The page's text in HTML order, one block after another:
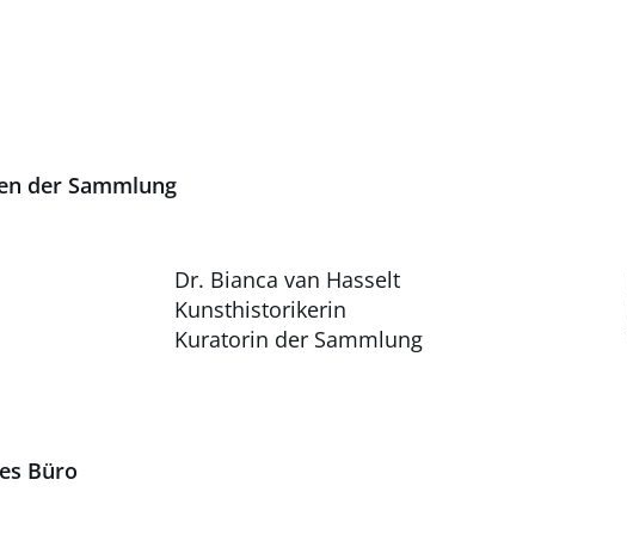
der Sammlung
Dr. Bianca van Hasselt
Kunsthistorikerin
Kuratorin der Sammlung
Büro